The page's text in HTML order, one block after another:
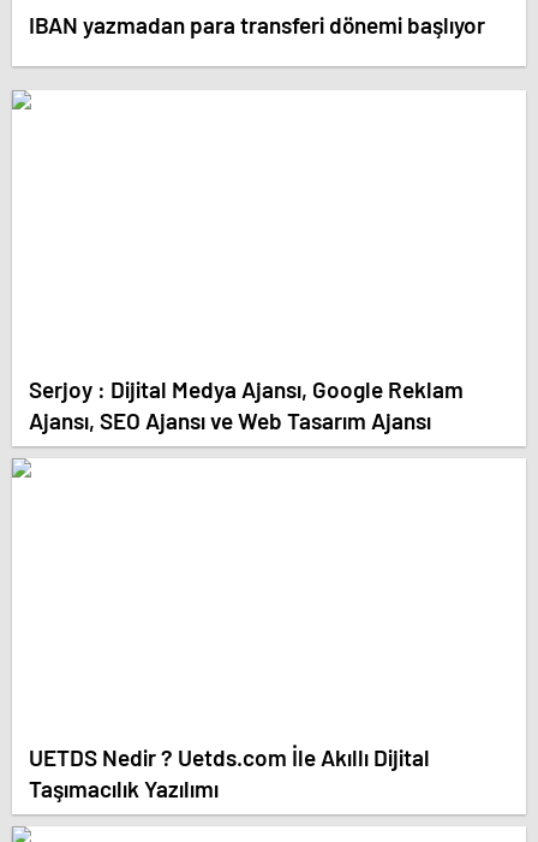
IBAN yazmadan para transferi dönemi başlıyor
Serjoy : Dijital Medya Ajansı, Google Reklam
Ajansı, SEO Ajansı ve Web Tasarım Ajansı
UETDS Nedir ? Uetds.com İle Akıllı Dijital
Taşımacılık Yazılımı